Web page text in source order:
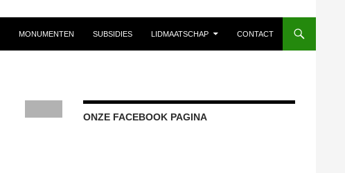
MONUMENTEN SUBSIDIES LIDMAATSCHAP CONTACT
ONZE FACEBOOK PAGINA